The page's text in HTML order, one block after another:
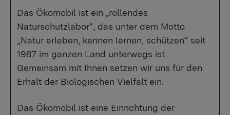
Das Ökomobil ist ein „rollendes
Naturschutzlabor“, das unter dem Motto
„Natur erleben, kennen lernen, schützen“ seit
1987 im ganzen Land unterwegs ist.
Gemeinsam mit Ihnen setzen wir uns für den
Erhalt der Biologischen Vielfalt ein.
Das Ökomobil ist eine Einrichtung der